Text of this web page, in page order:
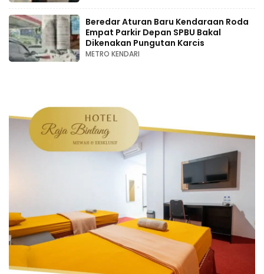
Beredar Aturan Baru Kendaraan Roda
Empat Parkir Depan SPBU Bakal
Dikenakan Pungutan Karcis
METRO KENDARI